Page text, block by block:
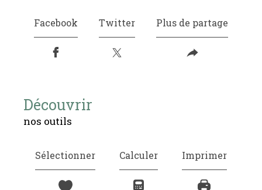
Facebook Twitter Plus de partage
découvrir
nos outils
Sélectionner Calculer Imprimer